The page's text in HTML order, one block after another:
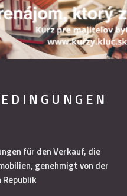
für den Verkauf, die
genehmigt von der